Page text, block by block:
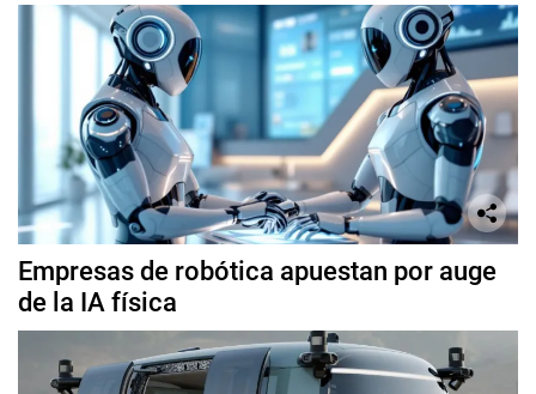
Empresas de robótica apuestan por auge
de la IA física